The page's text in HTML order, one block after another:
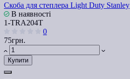
Скоба для степлера Light Duty Stanley
В наявності
1-TRA204T
0
75грн.
Купити